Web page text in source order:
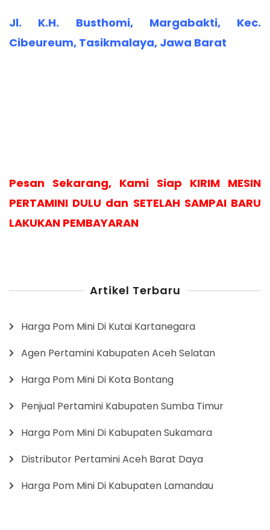
Jl. K.H. Busthomi, Margabakti, Kec.
Cibeureum, Tasikmalaya, Jawa Barat
Pesan Sekarang, Kami Siap KIRIM MESIN
PERTAMINI DULU dan SETELAH SAMPAI BARU
LAKUKAN PEMBAYARAN
Artikel Terbaru
Harga Pom Mini Di Kutai Kartanegara
Agen Pertamini Kabupaten Aceh Selatan
Harga Pom Mini Di Kota Bontang
Penjual Pertamini Kabupaten Sumba Timur
Harga Pom Mini Di Kabupaten Sukamara
Distributor Pertamini Aceh Barat Daya
Harga Pom Mini Di Kabupaten Lamandau